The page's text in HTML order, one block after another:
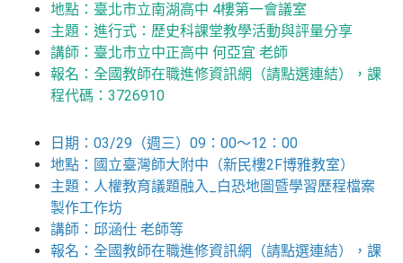
地點：臺北市立南湖高中 4樓第一會議室
主題：進行式：歷史科課堂教學活動與評量分享
講師：臺北市立中正高中 何亞宜 老師
報名： 全國教師在職進修資訊網（請點選連結）
，課
程代碼：3726910
日期：03/29（週三）09：00～12：00
地點：國立臺灣師大附中（新民樓2F博雅教室）
主題：人權教育議題融入_白恐地圖暨學習歷程檔案
製作工作坊
講師：邱涵仕 老師等
報名： 全國教師在職進修資訊網（請點選連結）
，課